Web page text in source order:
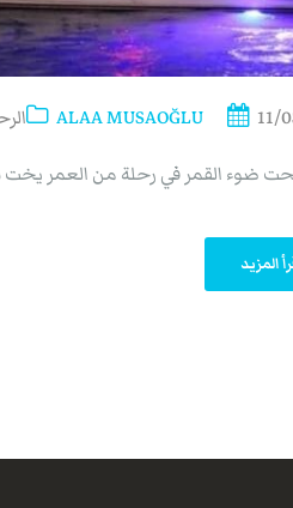
ALAA MUSAOĞLU 11/
ضوء القمر في رحلة من العمر يخت
المزيد